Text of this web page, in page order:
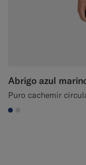
Abrigo azul
Puro cachemir
#1C3D7A